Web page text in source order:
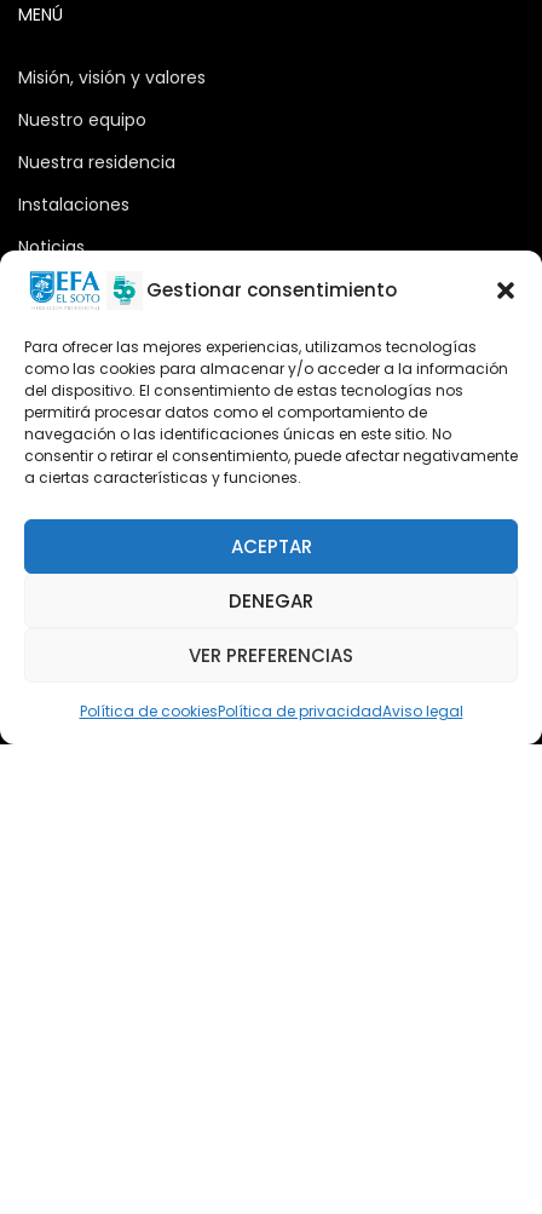
Gestionar consentimiento
Para ofrecer las mejores experiencias, utilizamos tecnologías
como las cookies para almacenar y/o acceder a la información
del dispositivo. El consentimiento de estas tecnologías nos
permitirá procesar datos como el comportamiento de
navegación o las identificaciones únicas en este sitio. No
consentir o retirar el consentimiento, puede afectar negativamente
a ciertas características y funciones.
ACEPTAR
DENEGAR
VER PREFERENCIAS
Política de cookiesPolítica de privacidadAviso legal
MENÚ
Misión, visión y valores
Nuestro equipo
Nuestra residencia
Instalaciones
Noticias
Oferta formativa
Plataforma 2.0
Acceso Cursos UNIR
Teléfono: (+34) 958 455 085
Teléfono: (+34) 618 370 813